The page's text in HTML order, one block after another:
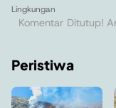
Lingkungan
Komentar Ditutup!
Peristiwa